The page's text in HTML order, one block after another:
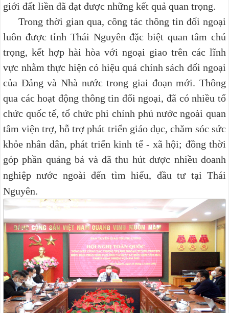
giới đất liền đã đạt được những kết quả quan trọng.
Trong thời gian qua, công tác thông tin đối ngoại
luôn được tỉnh Thái Nguyên đặc biệt quan tâm chú
trọng, kết hợp hài hòa với ngoại giao trên các lĩnh
vực nhằm thực hiện có hiệu quả chính sách đối ngoại
của Đảng và Nhà nước trong giai đoạn mới. Thông
qua các hoạt động thông tin đối ngoại, đã có nhiều tổ
chức quốc tế, tổ chức phi chính phủ nước ngoài quan
tâm viện trợ, hỗ trợ phát triển giáo dục, chăm sóc sức
khỏe nhân dân, phát triển kinh tế - xã hội; đồng thời
góp phần quảng bá và đã thu hút được nhiều doanh
nghiệp nước ngoài đến tìm hiểu, đầu tư tại Thái
Nguyên.